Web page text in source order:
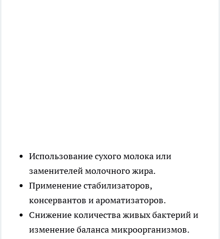
Использование сухого молока или
заменителей молочного жира.
Применение стабилизаторов,
консервантов и ароматизаторов.
Снижение количества живых бактерий и
изменение баланса микроорганизмов.